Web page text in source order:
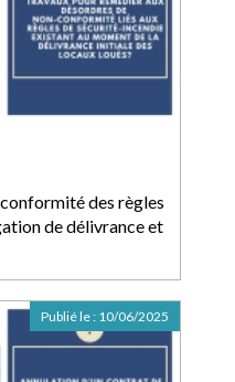
des règles
de délivrance et
Publié le : 10/06/2025